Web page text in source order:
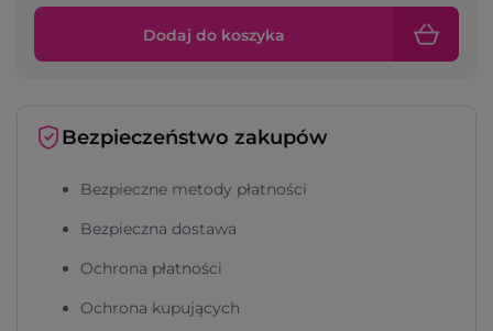
Dodaj do koszyka
Bezpieczeństwo zakupów
Bezpieczne metody płatności
Bezpieczna dostawa
Ochrona płatności
Ochrona kupujących